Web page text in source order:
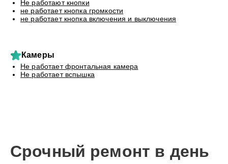
Не работают кнопки
не работает кнопка громкости
не работает кнопка включения и выключения
Камеры
Не работает фронтальная камера
Не работает вспышка
Срочный ремонт в день